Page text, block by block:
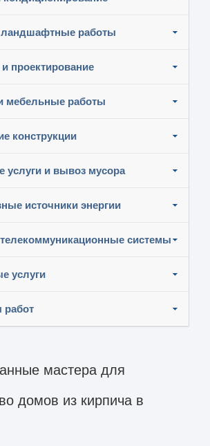
работы
и проектирование
мебельные работы
конструкции
услуги и вывоз мусора
источники энергии
системы
услуги
работ
мастера для
домов из кирпича в